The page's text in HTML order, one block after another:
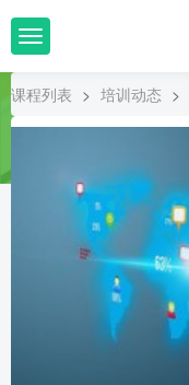
T
o
g
l
课程列表 > 培训动态 >